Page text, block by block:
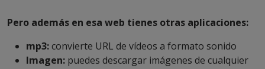
Pero además en esa web tienes otras aplicaciones:
mp3:convierte URL de vídeos a formato sonido
Imagen: puedes descargar imágenes de cualquier